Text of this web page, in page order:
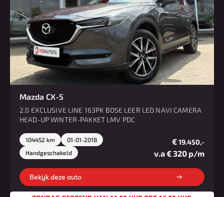
Mazda CX-5
2.0 EXCLUSIVE LINE 163PK BOSE LEER LED NAVI CAMERA
HEAD-UP WINTER-PAKKET LMV PDC
104452 km
01-01-2018
Handgeschakeld
€19.450,-
v.a € 320 p/m
Bekijk deze auto